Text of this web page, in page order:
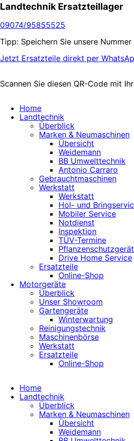
Landtechnik Ersatzteillager
09074/95855525
Tipp: Speichern Sie unsere
Jetzt Ersatzteile direkt per
Scannen Sie diesen QR-Code mit
Home
Landtechnik
Überblick
Marken & Neumaschinen
Übersicht
Weidemann
BB Umwelttechnik
Antonio Carraro
Gebrauchtmaschinen
Werkstatt
Werkstatt
Hol- und
Mobiler Service
Notdienst
Inspektion
TÜV-Termine
Drive Home Service
Ersatzteile
Online-Shop
Motorgeräte
Überblick
Unser Showroom
Gartengeräte
Winterwartung
Reinigungstechnik
Maschinenbörse
Werkstatt
Ersatzteile
Online-Shop
Home
Landtechnik
Überblick
Marken & Neumaschinen
Übersicht
Weidemann